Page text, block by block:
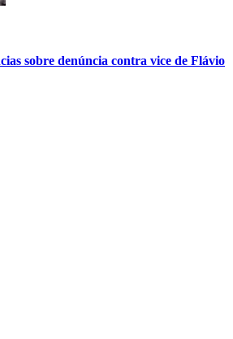
sobre denúncia contra vice de Flávio